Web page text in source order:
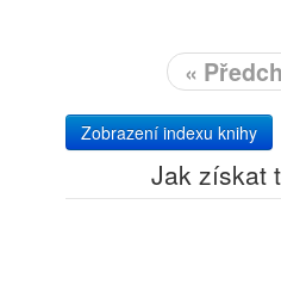
«
Zobrazení indexu knihy
Jak získat